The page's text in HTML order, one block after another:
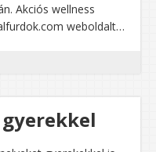
Akciós wellness
weboldalt…